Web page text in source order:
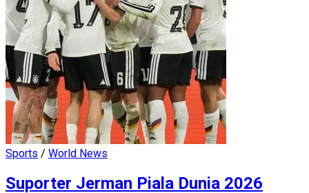
Sports / World News
Suporter Jerman Piala Dunia 2026